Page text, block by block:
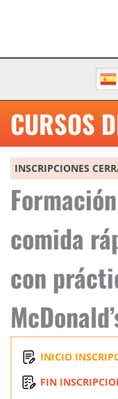
CURSOS
INSCRIPCIONES
comida
con
INICIO
FIN